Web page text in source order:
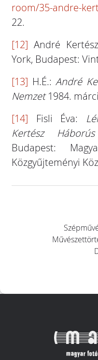
room/35-andre-
22.
[12] André
York, Budapest:
[13] H.É.:André
Nemzet1984.
[14] Fisli Éva:
Kertész
Budapest:
Közgyűjteményi